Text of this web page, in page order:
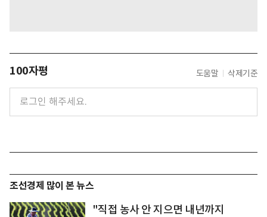
100자평 도움말 삭제기준
조선경제 많이 본 뉴스
"직접 농사 안 지으면 내년까지